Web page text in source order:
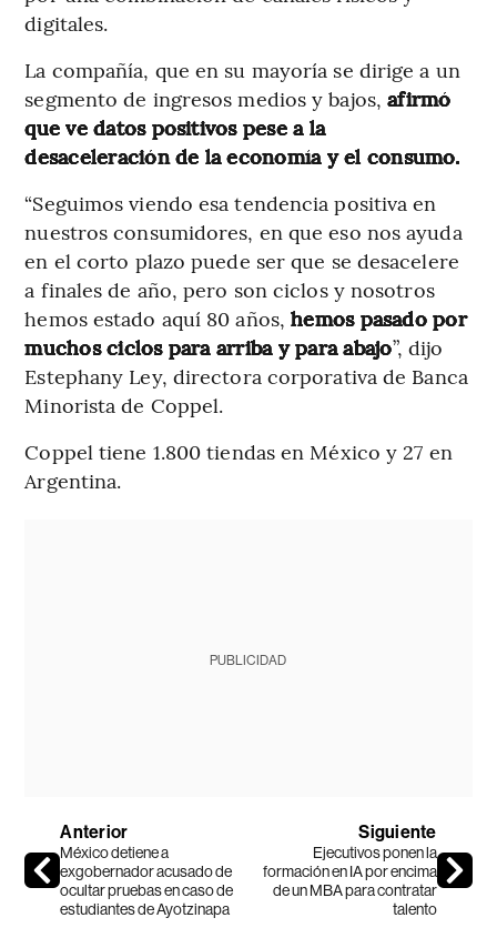
digitales.
La compañía, que en su mayoría se dirige a un
segmento de ingresos medios y bajos,afirmó
que ve datos positivos pese a la
desaceleración de la economía y el consumo.
“Seguimos viendo esa tendencia positiva en
nuestros consumidores, en que eso nos ayuda
en el corto plazo puede ser que se desacelere
a finales de año, pero son ciclos y nosotros
hemos estado aquí 80 años,hemos pasado por
muchos ciclos para arriba y para abajo”, dijo
Estephany Ley, directora corporativa de Banca
Minorista de Coppel.
Coppel tiene 1.800 tiendas en México y 27 en
Argentina.
PUBLICIDAD
Anterior
México detiene a
exgobernador acusado de
ocultar pruebas en caso de
estudiantes de Ayotzinapa
Siguiente
Ejecutivos ponen la
formación en IA por encima
de un MBA para contratar
talento